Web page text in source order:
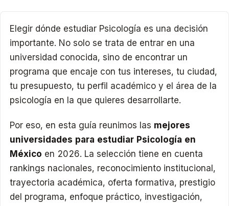
Elegir dónde estudiar Psicología es una decisión
importante. No solo se trata de entrar en una
universidad conocida, sino de encontrar un
programa que encaje con tus intereses, tu ciudad,
tu presupuesto, tu perfil académico y el área de la
psicología en la que quieres desarrollarte.
Por eso, en esta guía reunimos las mejores
universidades para estudiar Psicología en
México en 2026. La selección tiene en cuenta
rankings nacionales, reconocimiento institucional,
trayectoria académica, oferta formativa, prestigio
del programa, enfoque práctico, investigación,